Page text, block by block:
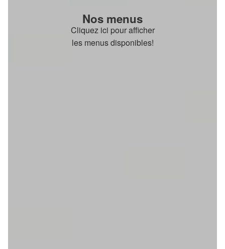
Nos menus
Cliquez ici pour afficher
les menus disponibles!